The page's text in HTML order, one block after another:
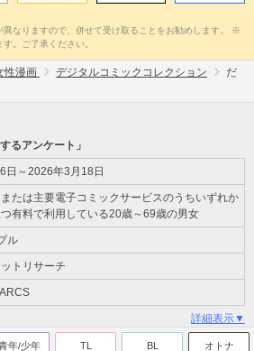
なりますので、併せて受け取ることをお勧めします。 ※
。ご了承ください。
性漫画 デジタルコミックコレクション
だ
るアンケート」
日～2026年3月18日
たは主要電子コミックサービスのうちいずれか
有料で利用している20歳～69歳の男女
ル
トリサーチ
詳細表示▼
年/少年 TL BL オトナ